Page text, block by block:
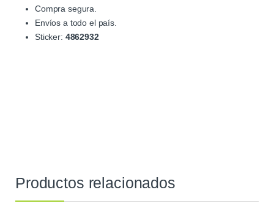
Compra segura.
Envíos a todo el país.
Sticker: 4862932
Productos relacionados